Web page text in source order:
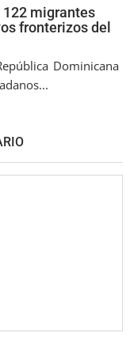
migrantes
fronterizos del
Dominicana